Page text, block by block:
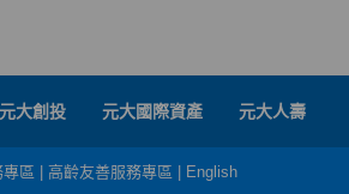
元大創投 元大國際資產 元大人壽
區 高齡友善服務專區 English